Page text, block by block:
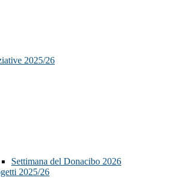
2025/26
Settimana del Donacibo 2026
2025/26